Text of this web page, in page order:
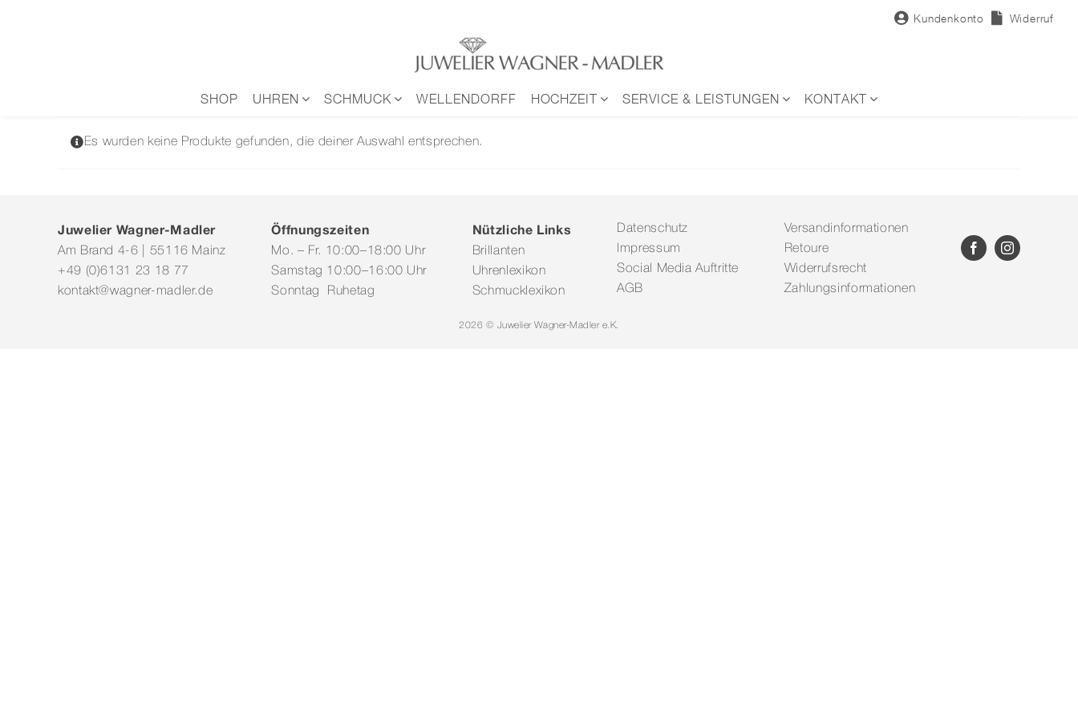
Kundenkonto Widerruf
SHOP UHREN SCHMUCK WELLENDORFF HOCHZEIT SERVICE & LEISTUNGEN KONTAKT
Es wurden keine Produkte gefunden, die deiner Auswahl entsprechen.
Juwelier Wagner-Madler
Am Brand 4-6 | 55116 Mainz
+49 (0)6131 23 18 77
kontakt@wagner-madler.de
Öffnungszeiten
Mo. – Fr. 10:00–18:00 Uhr
Samstag 10:00–16:00 Uhr
Sonntag Ruhetag
Nützliche Links
Brillanten
Uhrenlexikon
Schmucklexikon
Datenschutz
Impressum
Social Media Auftritte
AGB
Versandinformationen
Retoure
Widerrufsrecht
Zahlungsinformationen
2026 © Juwelier Wagner-Madler e.K.